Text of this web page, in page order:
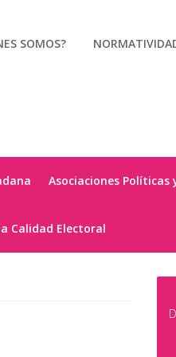
SOMOS?
Asociaciones Políticas
Calidad Electoral